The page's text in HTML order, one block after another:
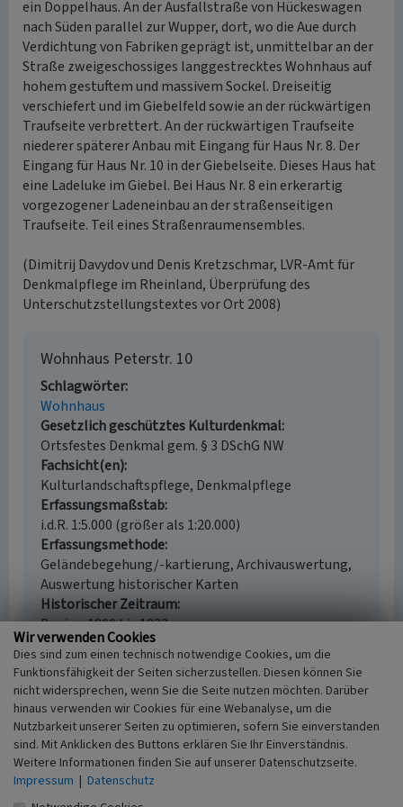
ein Doppelhaus. An der Ausfallstraße von Hückeswagen
nach Süden parallel zur Wupper, dort, wo die Aue durch
Verdichtung von Fabriken geprägt ist, unmittelbar an der
Straße zweigeschossiges langgestrecktes Wohnhaus auf
hohem gestuftem und massivem Sockel. Dreiseitig
verschiefert und im Giebelfeld sowie an der rückwärtigen
Traufseite verbrettert. An der rückwärtigen Traufseite
niederer späterer Anbau mit Eingang für Haus Nr. 8. Der
Eingang für Haus Nr. 10 in der Giebelseite. Dieses Haus hat
eine Ladeluke im Giebel. Bei Haus Nr. 8 ein erkerartig
vorgezogener Ladeneinbau an der straßenseitigen
Traufseite. Teil eines Straßenraumensembles.
(Dimitrij Davydov und Denis Kretzschmar, LVR-Amt für
Denkmalpflege im Rheinland, Überprüfung des
Unterschutzstellungstextes vor Ort 2008)
Wohnhaus Peterstr. 10
Schlagwörter
Wohnhaus
Gesetzlich geschütztes Kulturdenkmal
Ortsfestes Denkmal gem. § 3 DSchG NW
Fachsicht(en)
Kulturlandschaftspflege, Denkmalpflege
Erfassungsmaßstab
i.d.R. 1:5.000 (größer als 1:20.000)
Erfassungsmethode
Geländebegehung/-kartierung, Archivauswertung,
Auswertung historischer Karten
Historischer Zeitraum
Beginn 1800 bis 1832
Empfohlene Zitierweise
Urheberrechtlicher Hinweis
Der hier präsentierte Inhalt ist urheberrechtlich
geschützt. Die angezeigten Medien unterliegen
möglicherweise zusätzlichen urheberrechtlichen
Wir verwenden Cookies
Dies sind zum einen technisch notwendige Cookies, um die
Funktionsfähigkeit der Seiten sicherzustellen. Diesen können Sie
nicht widersprechen, wenn Sie die Seite nutzen möchten. Darüber
hinaus verwenden wir Cookies für eine Webanalyse, um die
Nutzbarkeit unserer Seiten zu optimieren, sofern Sie einverstanden
sind. Mit Anklicken des Buttons erklären Sie Ihr Einverständnis.
Weitere Informationen finden Sie auf unserer Datenschutzseite.
Impressum | Datenschutz